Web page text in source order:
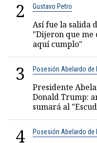
2 Gustavo Petro
Así fue la salida
"Dijeron que me
aquí cumplo"
3 Posesión Abelardo de
Presidente
Donald Trump:
sumará al
4 Posesión Abelardo de